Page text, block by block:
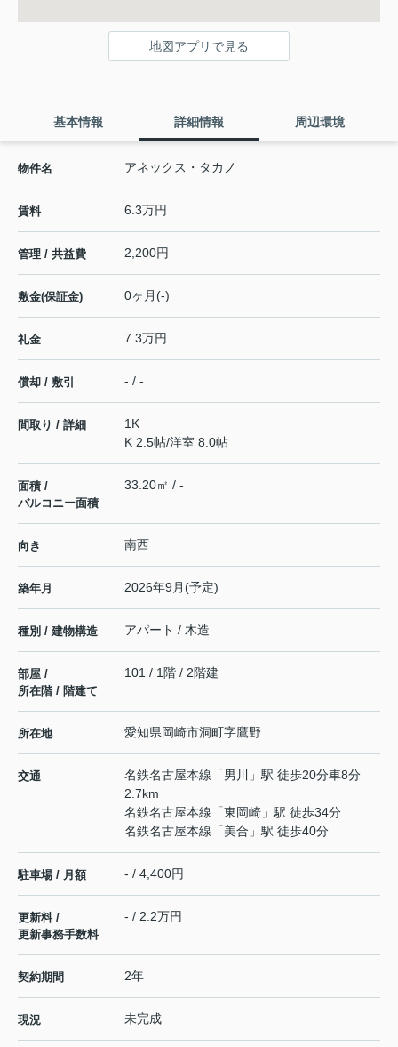
地図アプリで見る
基本情報 詳細情報 周辺環境
物件名 アネックス・タカノ
賃料 6.3万円
管理 / 共益費 2,200円
敷金(保証金) 0ヶ月(-)
礼金 7.3万円
償却 / 敷引 - / -
間取り / 詳細
1K
K 2.5帖/洋室 8.0帖
面積 /
バルコニー面積
33.20㎡ / -
向き 南西
築年月 2026年9月(予定)
種別 / 建物構造 アパート / 木造
部屋 /
所在階 / 階建て
101 / 1階 / 2階建
所在地 愛知県岡崎市洞町字鷹野
交通 名鉄名古屋本線 「男川
」駅 徒歩20分車8分
2.7km
名鉄名古屋本線 「東岡崎 」駅 徒歩34分
名鉄名古屋本線 「美合 」駅 徒歩40分
駐車場 / 月額 - / 4,400円
更新料 /
更新事務手数料
- / 2.2万円
契約期間 2年
現況 未完成